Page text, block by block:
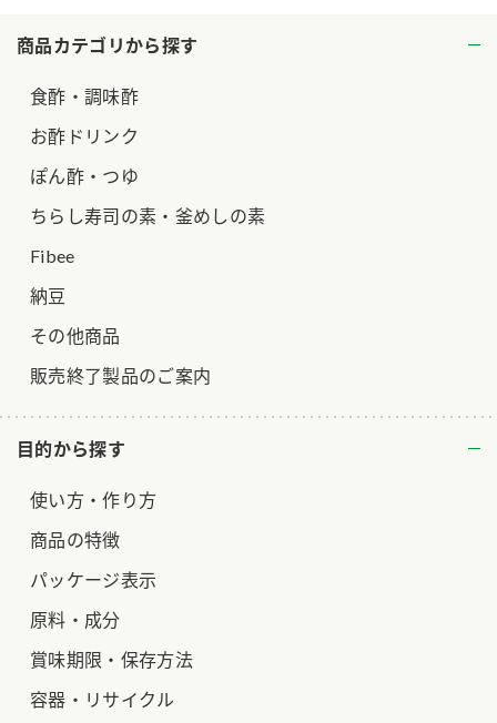
商品カテゴリから探す
食酢・調味酢
お酢ドリンク
ぽん酢・つゆ
ちらし寿司の素・釜めしの素
Fibee
納豆
その他商品
販売終了製品のご案内
目的から探す
使い方・作り方
商品の特徴
パッケージ表示
原料・成分
賞味期限・保存方法
容器・リサイクル